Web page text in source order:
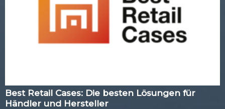
Best Retail Cases: Die besten Lösungen für
Händler und Hersteller